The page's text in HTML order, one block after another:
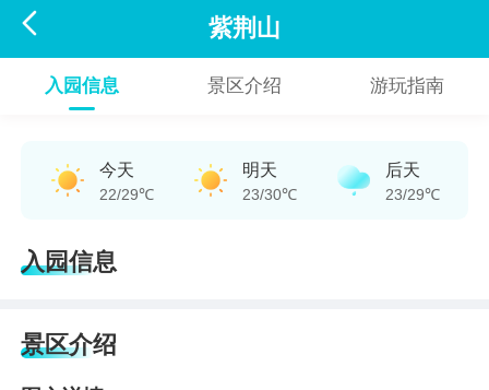
 紫荆山
入园信息 景区介绍 游玩指南
今天
22/29℃
明天
23/30℃
后天
23/29℃
入园信息
景区介绍